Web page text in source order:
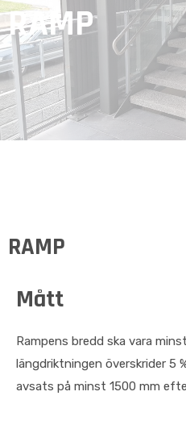
RAMP
RAMP
Mått
Rampens bredd ska vara
längdriktningen överskrider 5
avsats på minst 1500 mm